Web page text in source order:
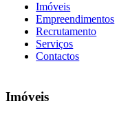
Imóveis
Empreendimentos
Recrutamento
Serviços
Contactos
Imóveis